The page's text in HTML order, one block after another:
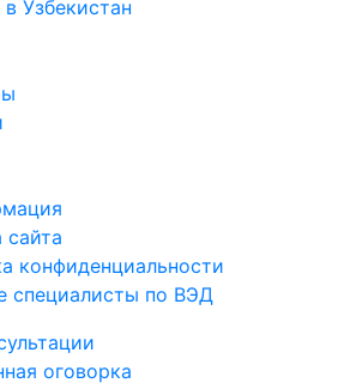
Узбекистан
сайта
конфиденциальности
специалисты по ВЭД
оговорка